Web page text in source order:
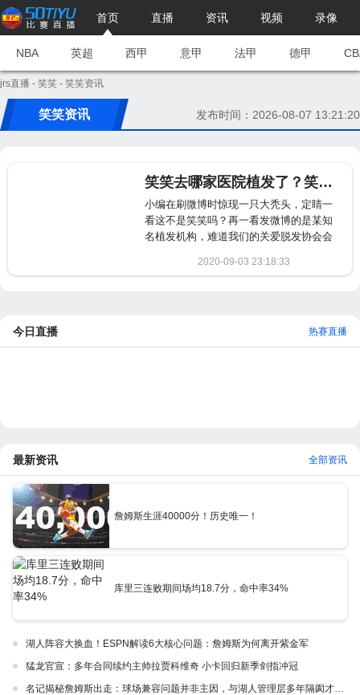
首页 直播 资讯 视频 录像
NBA 英超 西甲 意甲 法甲 德甲
jrs直播 - 笑笑 - 笑笑资讯
笑笑资讯 发布时间：2026-08-07 13:21:20
笑笑去哪家医院植发了？笑笑植发视频地址
小编在刷微博时惊现一只大秃头，定睛一
看这不是笑笑吗？再一看发微博的是某知
名植发机构，难道我们的关爱脱发协会会
2020-09-03 23:18:33
1250
今日直播 热赛直播
最新资讯 全部资讯
詹姆斯生涯40000分！历史唯一！
库里三连败期间场均18.7分，命中率34%
湖人阵容大换血！ESPN解读6大核心问题：詹姆斯为何离开紫金军
猛龙官宣：多年合同续约主帅拉贾科维奇 小卡回归新季剑指冲冠
名记揭秘詹姆斯出走：球场兼容问题并非主因，与湖人管理层多年隔阂才是真正导火索